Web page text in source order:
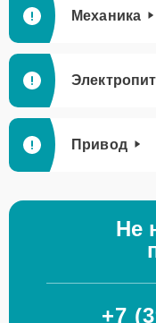
Механика
Привод
Не
+7